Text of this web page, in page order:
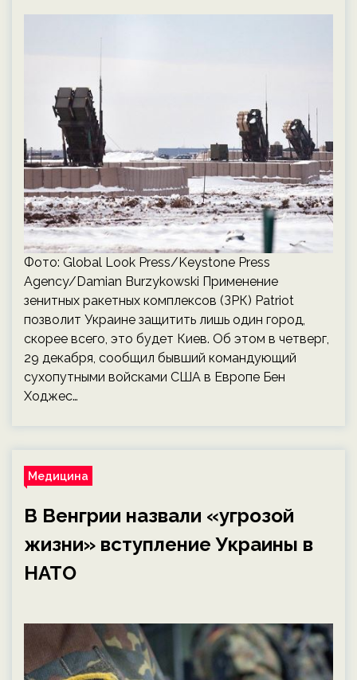
Фото: Global Look Press/Keystone Press
Agency/Damian Burzykowski Применение
зенитных ракетных комплексов (ЗРК) Patriot
позволит Украине защитить лишь один город,
скорее всего, это будет Киев. Об этом в четверг,
29 декабря, сообщил бывший командующий
сухопутными войсками США в Европе Бен
Ходжес…
Медицина
В Венгрии назвали «угрозой
жизни» вступление Украины в
НАТО